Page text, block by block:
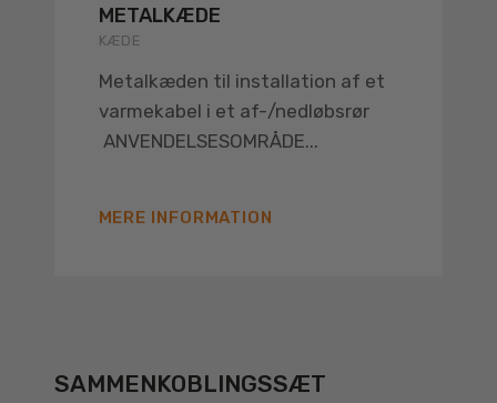
METALKÆDE
KÆDE
Metalkæden til installation af et
varmekabel i et af-/nedløbsrør
ANVENDELSESOMRÅDE...
MERE INFORMATION
SAMMENKOBLINGSSÆT